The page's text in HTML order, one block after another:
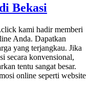
Bekasi
kami hadir memberi
Anda. Dapatkan
yang terjangkau. Jika
secara konvensional,
tentu sangat besar.
online seperti website